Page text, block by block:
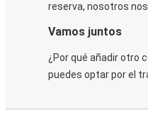
reserva, nosotros
Vamos juntos
¿Por qué añadir otro
puedes optar por el